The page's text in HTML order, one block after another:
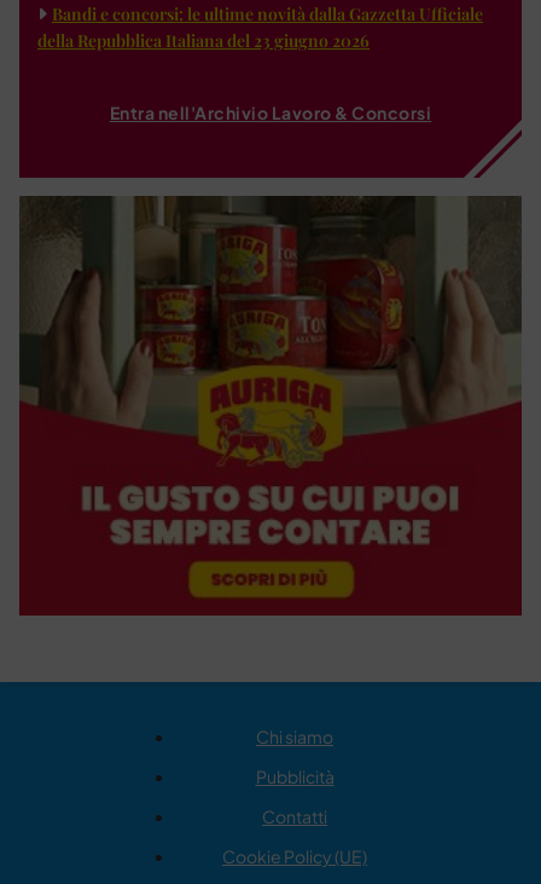
Bandi e concorsi: le ultime novità dalla Gazzetta Ufficiale
della Repubblica Italiana del 23 giugno 2026
Entra nell'Archivio Lavoro & Concorsi
Chi siamo
Pubblicità
Contatti
Cookie Policy (UE)